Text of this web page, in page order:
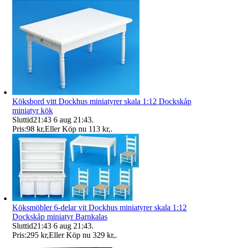
Köksbord vitt Dockhus miniatyrer skala 1:12 Dockskåp
miniatyr kök
Sluttid21:43 6 aug 21:43.
Pris:98 kr,Eller Köp nu 113 kr,.
Köksmöbler 6-delar vit Dockhus miniatyrer skala 1:12
Dockskåp miniatyr Barnkalas
Sluttid21:43 6 aug 21:43.
Pris:295 kr,Eller Köp nu 329 kr,.